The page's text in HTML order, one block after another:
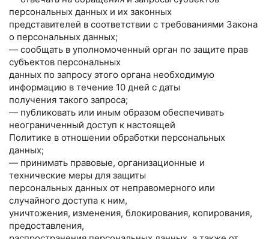
персональных данных и их законных
представителей в соответствии с требованиями Закона
о персональных данных;
— сообщать в уполномоченный орган по защите прав
субъектов персональных
данных по запросу этого органа необходимую
информацию в течение 10 дней с даты
получения такого запроса;
— публиковать или иным образом обеспечивать
неограниченный доступ к настоящей
Политике в отношении обработки персональных
данных;
— принимать правовые, организационные и
технические меры для защиты
персональных данных от неправомерного или
случайного доступа к ним,
уничтожения, изменения, блокирования, копирования,
предоставления,